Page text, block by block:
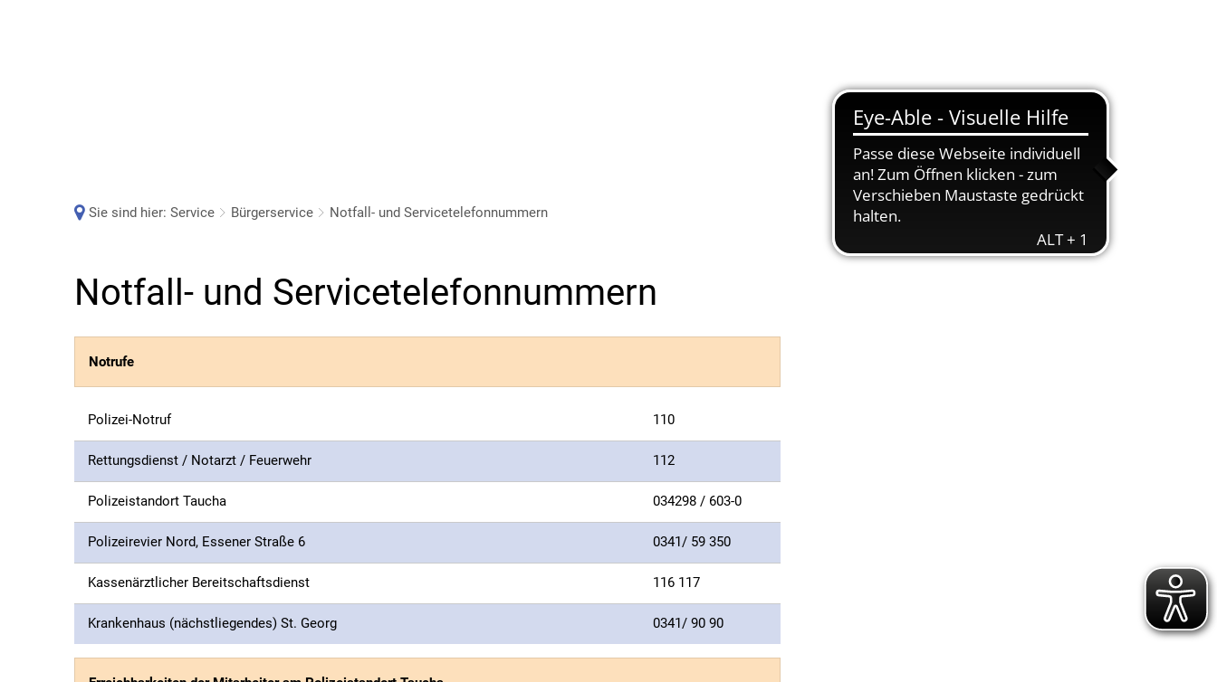
Menü
Suche
Sie sind hier: Service Bürgerservice Notfall- und Servicetelefonnummern
Notfall-
Servicetelefonnummern
Notfall- und Servicetelefonnummern
Notrufe
Polizei-Notruf 110
Rettungsdienst / Notarzt / Feuerwehr 112
Polizeistandort Taucha 034298 / 603-0
Polizeirevier Nord, Essener Straße 6 0341/ 59 350
Kassenärztlicher Bereitschaftsdienst 116 117
Krankenhaus (nächstliegendes) St. Georg 0341/ 90 90